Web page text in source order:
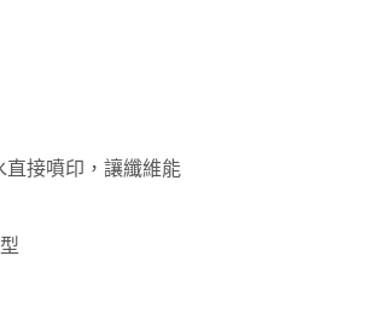
直接噴印，讓纖維能